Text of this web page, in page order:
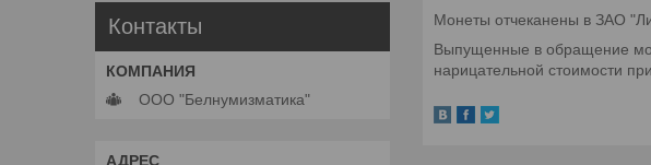
Монеты отчеканены в ЗАО
Выпущенные в обращение
нарицательной стоимости
Контакты
ООО "Белнумизматика"